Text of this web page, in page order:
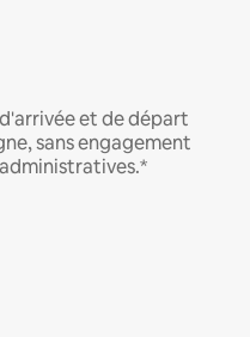
et de départ
sans engagement